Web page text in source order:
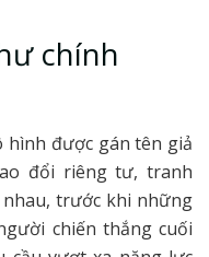
chính
hình được gán tên giả
đổi riêng tư, tranh
trước khi những
chiến thắng cuối